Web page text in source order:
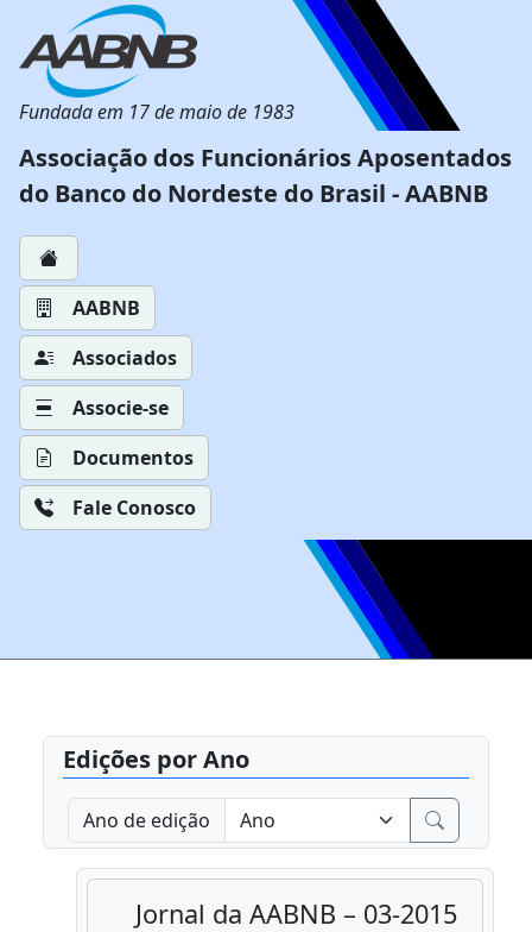
Fundada em 17 de maio de 1983
Associação dos Funcionários Aposentados
do Banco do Nordeste do Brasil - AABNB
AABNB
Associados
Associe-se
Documentos
Fale Conosco
Edições por Ano
Ano de edição
Jornal da AABNB – 03-2015